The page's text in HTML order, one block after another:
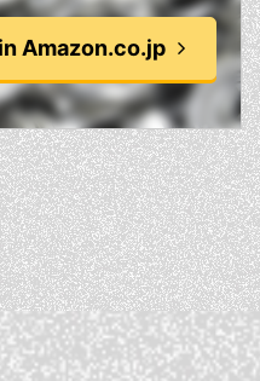
Amazon.co.jp